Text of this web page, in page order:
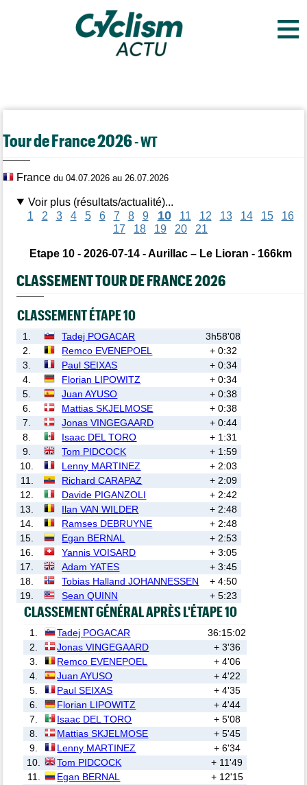
≡
Tour de France 2026- WT
Francedu 04.07.2026 au 26.07.2026
Voir plus (résultats/actualité)...
1
2 3 4 5 6 7 8 9 10 11 12 13 14 15
16
17
18 19 20 21
Etape 10 - 2026-07-14 - Aurillac – Le Lioran - 166km
CLASSEMENT TOUR DE FRANCE 2026
CLASSEMENT ÉTAPE 10
1. Tadej POGACAR
3h58'08
2.
Remco EVENEPOEL
+ 0:32
3.
Paul SEIXAS
+ 0:34
4.
Florian LIPOWITZ
+ 0:34
5.
Juan AYUSO
+ 0:38
6.
Mattias SKJELMOSE
+ 0:38
7.
Jonas VINGEGAARD
+ 0:44
8.
Isaac DEL TORO
+ 1:31
9.
Tom PIDCOCK
+ 1:59
10.
Lenny MARTINEZ
+ 2:03
11.
Richard CARAPAZ
+ 2:09
12.
Davide PIGANZOLI
+ 2:42
13.
Ilan VAN WILDER
+ 2:48
14.
Ramses DEBRUYNE
+ 2:48
15.
Egan BERNAL
+ 2:53
16.
Yannis VOISARD
+ 3:05
17.
Adam YATES
+ 3:45
18.
Tobias Halland JOHANNESSEN
+ 4:50
19.
Sean QUINN + 5:23
CLASSEMENT GÉNÉRAL APRÈS L'ÉTAPE 10
1. Tadej POGACAR
36:15:02
2.
Jonas VINGEGAARD
+ 3'36
3.
Remco EVENEPOEL
+ 4'06
4.
Juan AYUSO
+ 4'22
5.
Paul SEIXAS
+ 4'35
6.
Florian LIPOWITZ
+ 4'44
7.
Isaac DEL TORO
+ 5'08
8.
Mattias SKJELMOSE
+ 5'45
9.
Lenny MARTINEZ
+ 6'34
10.
Tom PIDCOCK
+ 11'49
11.
Egan BERNAL
+ 12'15